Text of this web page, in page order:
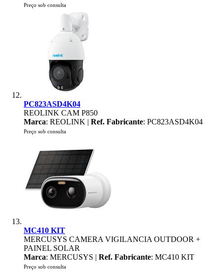
Preço sob consulta
PC823ASD4K04
REOLINK CAM P850
Marca: REOLINK | Ref. Fabricante: PC823ASD4K04
Preço sob consulta
MC410 KIT
MERCUSYS CAMERA VIGILANCIA OUTDOOR +
PAINEL SOLAR
Marca: MERCUSYS | Ref. Fabricante: MC410 KIT
Preço sob consulta